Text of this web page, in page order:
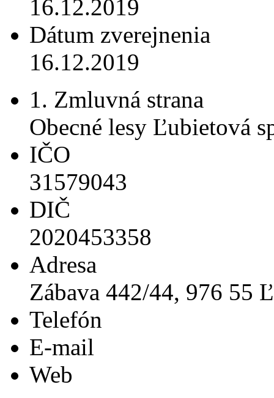
16.12.2019
Dátum zverejnenia
16.12.2019
1. Zmluvná strana
Obecné lesy Ľubietová
IČO
31579043
DIČ
2020453358
Adresa
Zábava 442/44, 976 55
Telefón
E-mail
Web